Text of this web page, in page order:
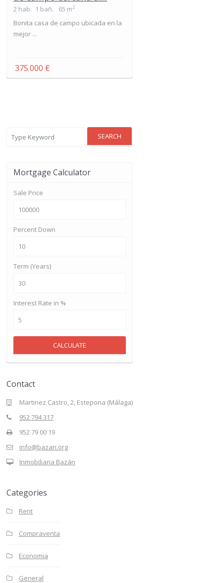
2 hab. 1 bañ. 65 m2
Bonita casa de campo ubicada en la
mejor ...
375.000 €
SEARCH
Mortgage Calculator
Sale Price
Percent Down
Term (Years)
Interest Rate in %
CALCULATE
Contact
Martinez Castro, 2, Estepona (Málaga)
952 794 317
952 79 00 19
info@bazan.org
Inmobiliaria Bazán
Categories
Rent
Compraventa
Economia
General